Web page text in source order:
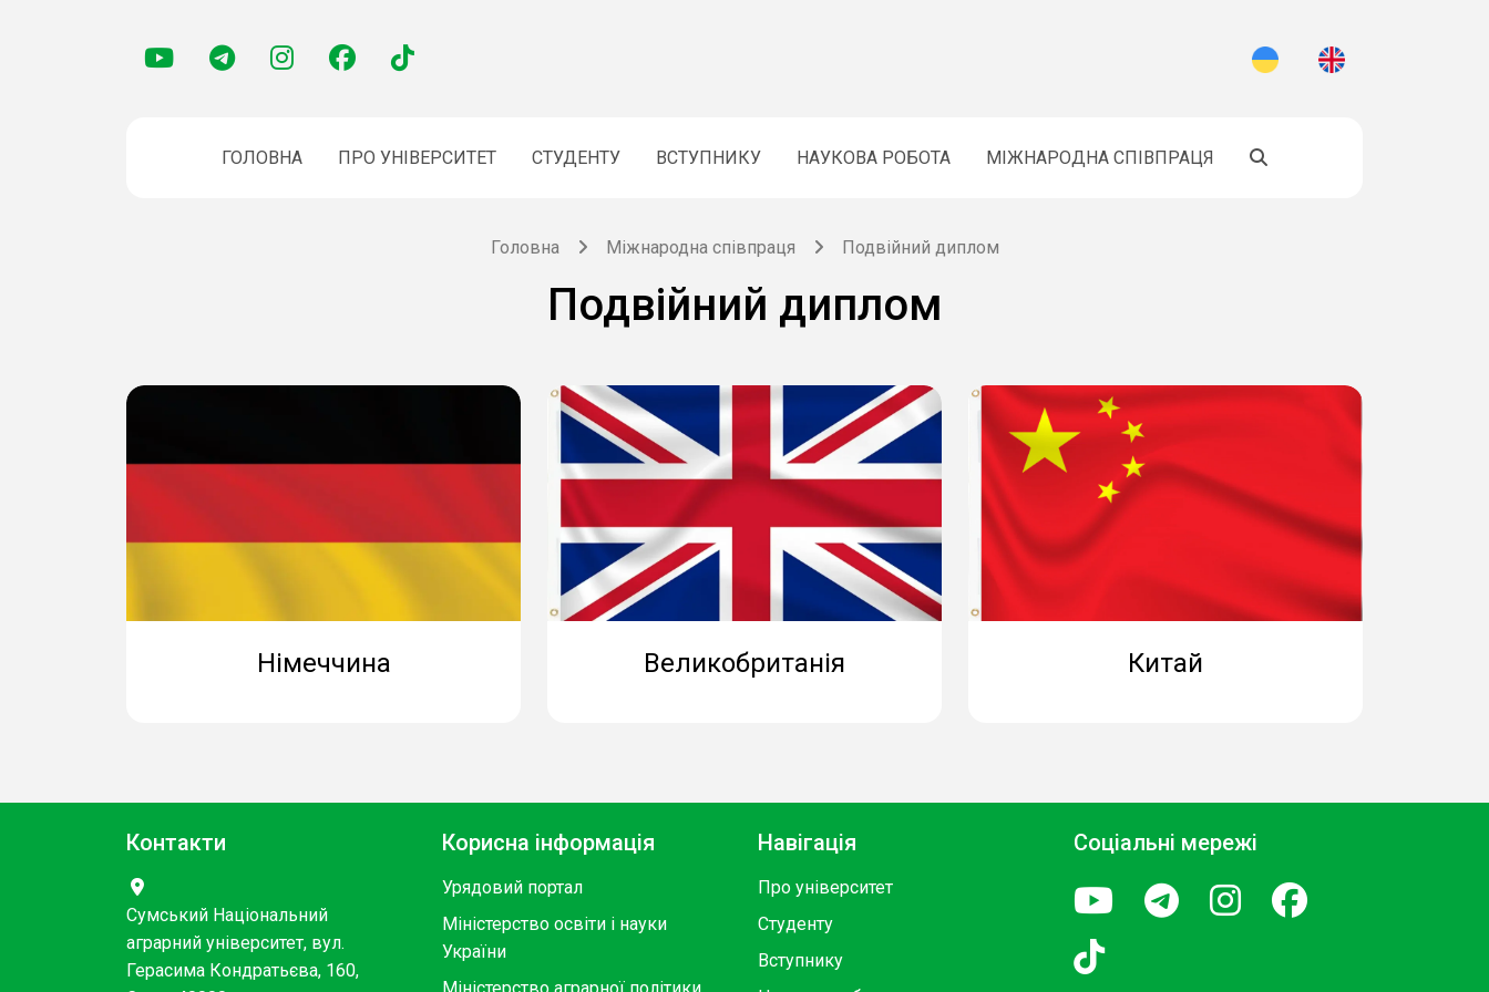
ГОЛОВНА ПРО УНІВЕРСИТЕТ СТУДЕНТУ ВСТУПНИКУ НАУКОВА РОБОТА МІЖНАРОДНА СПІВПРАЦЯ
Головна Міжнародна співпраця Подвійний диплом
Подвійний диплом
Німеччина Великобританія Китай
Контакти
Сумський Національний
аграрний університет, вул.
Герасима Кондратьєва, 160,
Корисна інформація
Урядовий портал
Міністерство освіти і науки
України
Навігація
Про університет
Студенту
Вступнику
Соціальні мережі